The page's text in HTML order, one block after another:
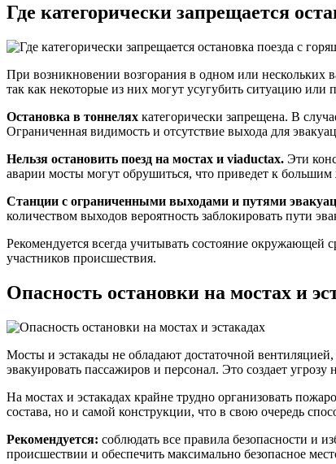
Где категорически запрещается
При возникновении возгорания в одном или нескольких
так как некоторые из них могут усугубить ситуацию
Остановка в тоннелях категорически запрещена. В
Ограниченная видимость и отсутствие выхода для
Нельзя остановить поезд на мостах и viaductах. Эти
аварии мосты могут обрушиться, что приведет к
Станции с ограниченными выходами и путями
количеством выходов вероятность заблокировать пути
Рекомендуется всегда учитывать состояние окружающей
участников происшествия.
Опасность остановки на мостах и
Мосты и эстакады не обладают достаточной
эвакуировать пассажиров и персонал. Это создает
На мостах и эстакадах крайне трудно организовать
состава, но и самой конструкции, что в свою очередь
Рекомендуется: соблюдать все правила безопасности и
происшествии и обеспечить максимально безопасное